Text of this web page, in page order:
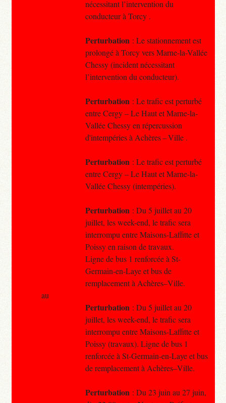
nécessitant l’intervention du
conducteur à Torcy .
Perturbation : Le stationnement est
prolongé à Torcy vers Marne-la-Vallée
Chessy (incident nécessitant
l’intervention du conducteur).
Perturbation : Le trafic est perturbé
entre Cergy – Le Haut et Marne-la-
Vallée Chessy en répercussion
d'intempéries à Achères – Ville .
Perturbation : Le trafic est perturbé
entre Cergy – Le Haut et Marne-la-
Vallée Chessy (intempéries).
Perturbation : Du 5 juillet au 20
juillet, les week-end, le trafic sera
interrompu entre Maisons-Laffitte et
Poissy en raison de travaux.
Ligne de bus 1 renforcée à St-
Germain-en-Laye et bus de
remplacement à Achères–Ville.
Perturbation : Du 5 juillet au 20
juillet, les week-end, le trafic sera
interrompu entre Maisons-Laffitte et
Poissy (travaux). Ligne de bus 1
renforcée à St-Germain-en-Laye et bus
de remplacement à Achères–Ville.
Perturbation : Du 23 juin au 27 juin,
au